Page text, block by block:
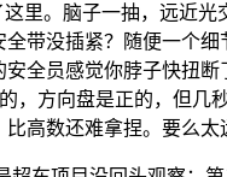
里。脑子一抽，远近光
带没插紧？随便一个细
全员感觉你脖子快扭
，方向盘是正的，但
比高数还难拿捏。要